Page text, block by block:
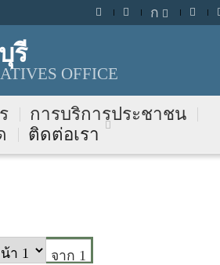
ก
รี
OFFICE
การบริการประชาชน
ติดต่อเรา
จาก 1